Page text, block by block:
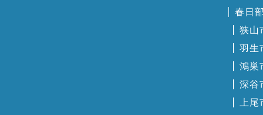
春日
狭山
羽生
鴻巣
深谷
上